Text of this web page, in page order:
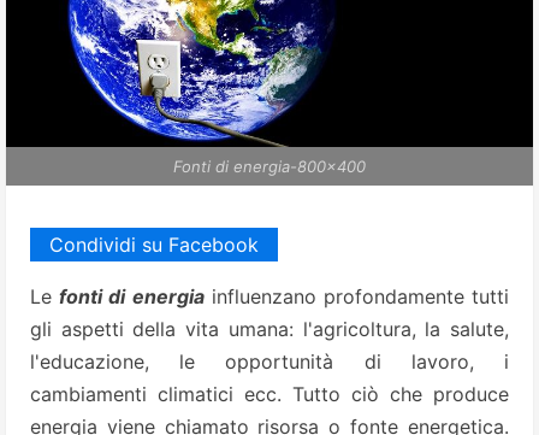
Fonti di energia-800x400
Condividi su Facebook
Lefonti di energiainfluenzano profondamente tutti
gli aspetti della vita umana: l'agricoltura, la salute,
l'educazione, le opportunità di lavoro, i
cambiamenti climatici ecc. Tutto ciò che produce
energia viene chiamato risorsa o fonte energetica.